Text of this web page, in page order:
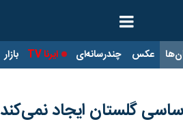
عکس چندرسانه‌ای ایرنا TV بازار
گلستان ایجاد نمی‌کند